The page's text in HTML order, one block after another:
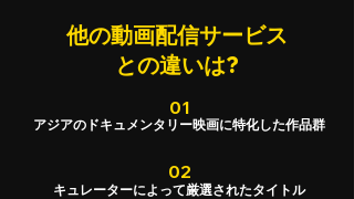
他の動画配信サービス
との違いは?
01
アジアのドキュメンタリー映画に特化した作品群
02
キュレーターによって厳選されたタイトル